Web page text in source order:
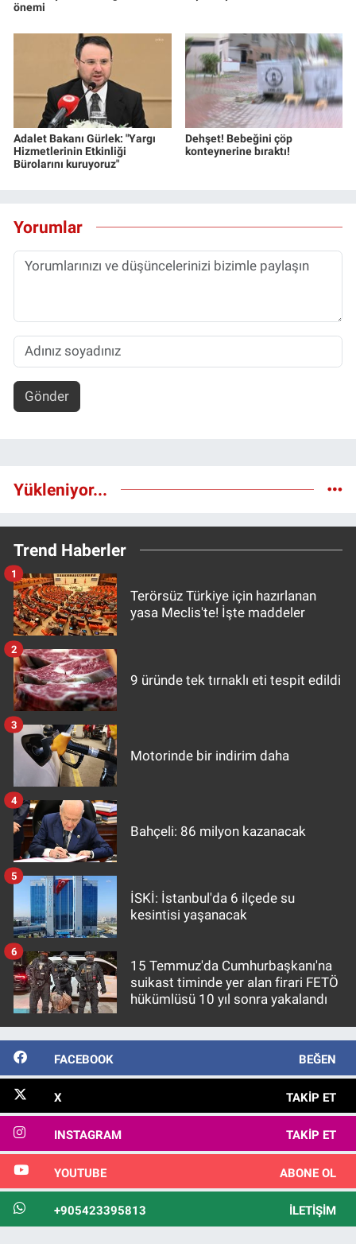
önemi
Adalet Bakanı Gürlek: "Yargı
Hizmetlerinin Etkinliği
Bürolarını kuruyoruz"
Dehşet! Bebeğini çöp
konteynerine bıraktı!
Yorumlar
Gönder
Yükleniyor...
Trend Haberler
Terörsüz Türkiye için hazırlanan
yasa Meclis'te! İşte maddeler
1
9 üründe tek tırnaklı eti tespit edildi
2
Motorinde bir indirim daha
3
Bahçeli: 86 milyon kazanacak
4
İSKİ: İstanbul'da 6 ilçede su
kesintisi yaşanacak
5
15 Temmuz'da Cumhurbaşkanı'na
suikast timinde yer alan firari FETÖ
hükümlüsü 10 yıl sonra yakalandı
6
FACEBOOK BEĞEN
X TAKIP ET
INSTAGRAM TAKIP ET
YOUTUBE ABONE OL
+905423395813 İLETIŞIM
Yerel Yaşam
Canlı Yayın